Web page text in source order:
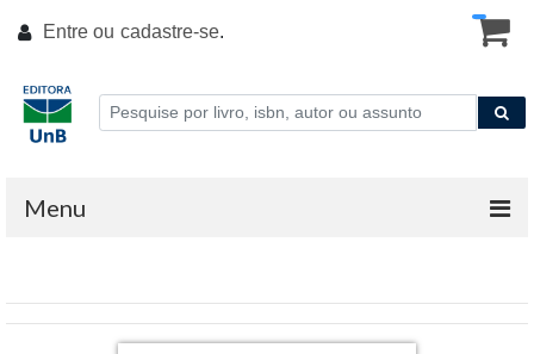
Entre ou cadastre-se.
Menu